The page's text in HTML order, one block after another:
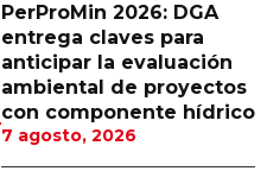
PerProMin 2026: DGA
entrega claves para
anticipar la evaluación
ambiental de proyectos
con componente hídrico
7 agosto, 2026